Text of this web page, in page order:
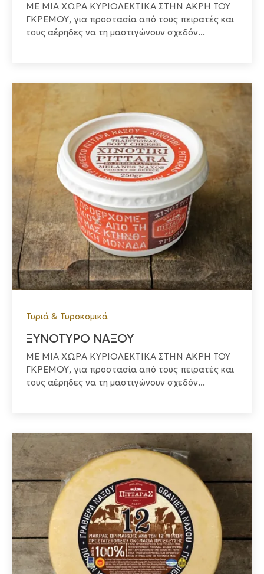
ΜΕ ΜΙΑ ΧΩΡΑ ΚΥΡΙΟΛΕΚΤΙΚΑ ΣΤΗΝ ΑΚΡΗ ΤΟΥ
ΓΚΡΕΜΟΥ, για προστασία από τους πειρατές και
τους αέρηδες να τη μαστιγώνουν σχεδόν...
Τυριά & Τυροκομικά
ΞΥΝΟΤΥΡΟ ΝΑΞΟΥ
ΜΕ ΜΙΑ ΧΩΡΑ ΚΥΡΙΟΛΕΚΤΙΚΑ ΣΤΗΝ ΑΚΡΗ ΤΟΥ
ΓΚΡΕΜΟΥ, για προστασία από τους πειρατές και
τους αέρηδες να τη μαστιγώνουν σχεδόν...